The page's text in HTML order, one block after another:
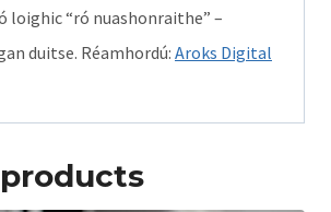
loighic “ró nuashonraithe” –
duitse. Réamhordú: Aroks Digital